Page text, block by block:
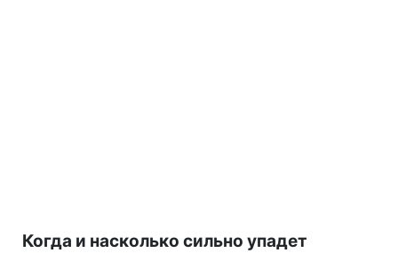
Когда и насколько сильно упадет